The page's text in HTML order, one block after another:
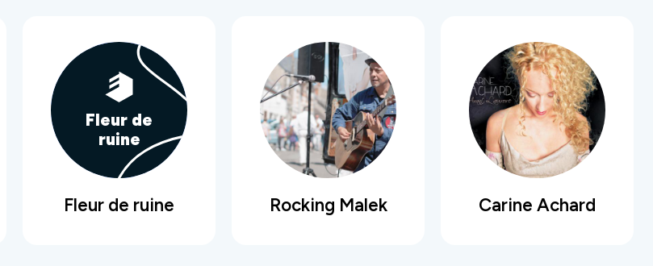
Fleur de
ruine
Fleur de ruine Rocking Malek Carine Achard